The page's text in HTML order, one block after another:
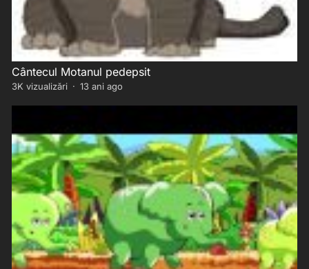
Cântecul Motanul pedepsit
3K vizualizări · 13 ani ago